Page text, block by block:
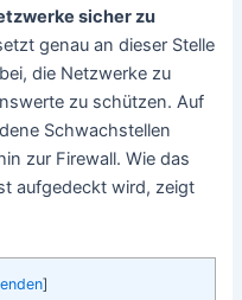
sicher zu
genau an dieser Stelle
die Netzwerke zu
zu schützen. Auf
Schwachstellen
zur Firewall. Wie das
aufgedeckt wird, zeigt
]